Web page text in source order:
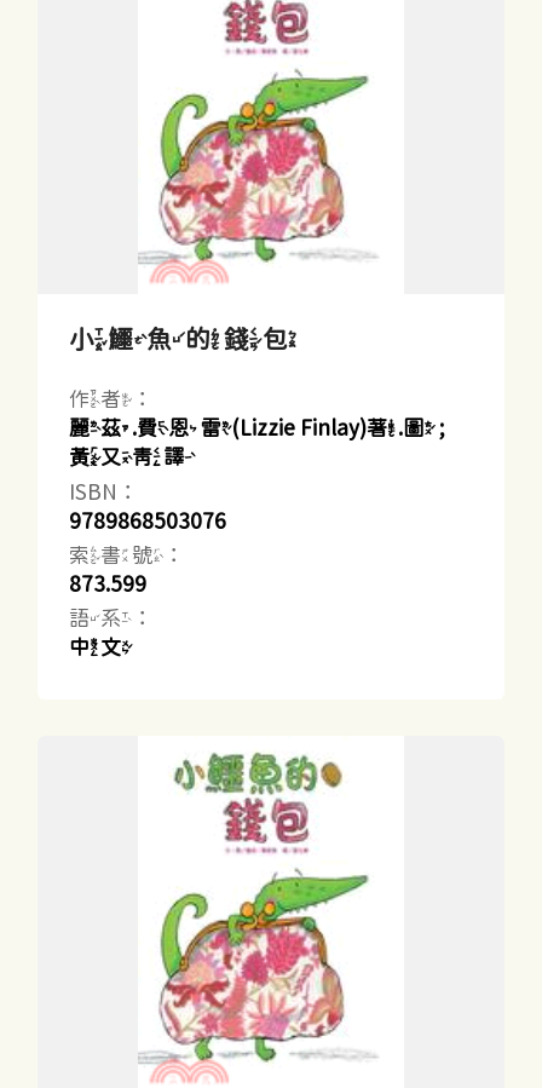
小鱷魚的錢包
作者：
麗茲.費恩雷(Lizzie Finlay)著.圖 ;
黃又青譯
ISBN：
9789868503076
索書號：
873.599
語系：
中文